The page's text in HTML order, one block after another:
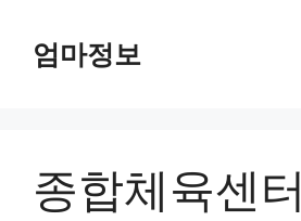
엄마정보
종합체육센터